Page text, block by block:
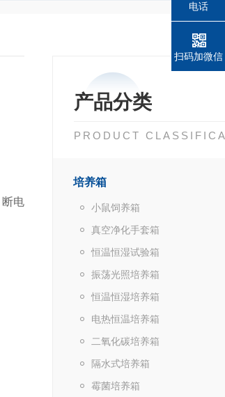
产品分类
PRODUCT
培养箱
小鼠饲养箱
真空净化手套箱
恒温恒湿试验箱
振荡光照培养箱
恒温恒湿培养箱
电热恒温培养箱
二氧化碳培养箱
隔水式培养箱
霉菌培养箱
电
电话
扫码加微信